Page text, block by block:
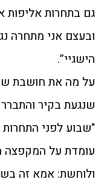
גם בתחרות אליפות
ובעצם אני מתחרה
הישגיי”.
על מה את חושבת
שנגעת בקיר
"שבוע לפני
עומדת על המקפצה
ולוחשת: אמא זה